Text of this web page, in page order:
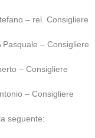
– rel. Consigliere
Pasquale – Consigliere
– Consigliere
– Consigliere
seguente: